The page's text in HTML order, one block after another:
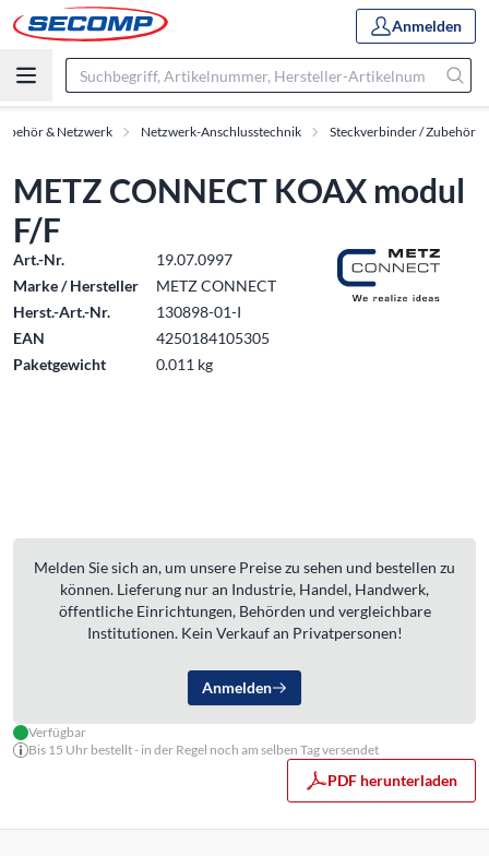
Anmelden
& Netzwerk Netzwerk-Anschlusstechnik Steckverbinder / Zubehör
METZ CONNECT KOAX modul
F/F
Art.-Nr.
19.07.0997
Marke / Hersteller
METZ CONNECT
Herst.-Art.-Nr.
130898-01-I
EAN
4250184105305
Paketgewicht
0.011 kg
Melden Sie sich an, um unsere Preise zu sehen und bestellen zu
können. Lieferung nur an Industrie, Handel, Handwerk,
öffentliche Einrichtungen, Behörden und vergleichbare
Institutionen. Kein Verkauf an Privatpersonen!
Anmelden
Verfügbar
Bis 15 Uhr bestellt - in der Regel noch am selben Tag versendet
PDF herunterladen